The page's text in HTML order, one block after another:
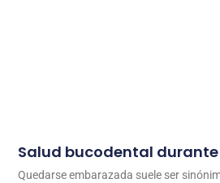
Salud bucodental
Quedarse embarazada suele ser